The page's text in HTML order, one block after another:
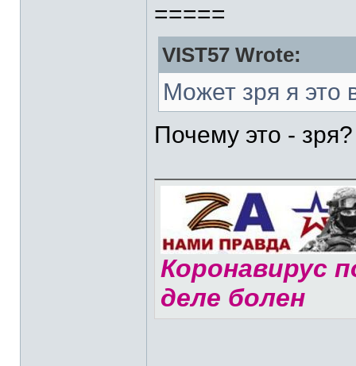
=====
VIST57 Wrote:
Может зря я это
Почему это -
Коронавирус
деле болен